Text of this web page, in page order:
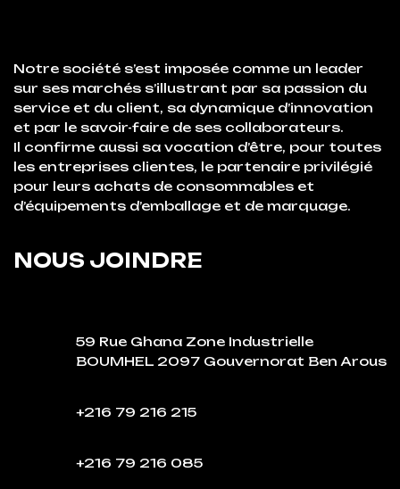
Notre société s’est imposée comme un leader
sur ses marchés s’illustrant par sa passion du
service et du client, sa dynamique d’innovation
et par le savoir-faire de ses collaborateurs.
Il confirme aussi sa vocation d’être, pour toutes
les entreprises clientes, le partenaire privilégié
pour leurs achats de consommables et
d’équipements d’emballage et de marquage.
NOUS JOINDRE
59 Rue Ghana Zone Industrielle
BOUMHEL 2097 Gouvernorat Ben Arous
+216 79 216 215
+216 79 216 085